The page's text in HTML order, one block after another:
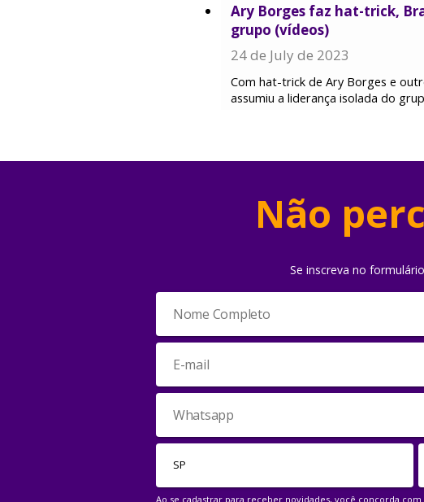
Ary Borges faz hat-trick,
grupo (vídeos)
24 de July de 2023
Com hat-trick de Ary Borges e
assumiu a liderança isolada do
Não
Se inscreva no
Ao se cadastrar para receber novidades, você concorda com